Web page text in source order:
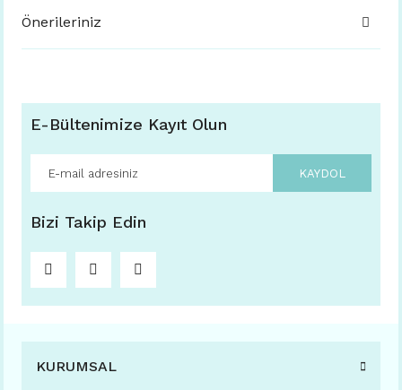
Önerileriniz
E-Bültenimize Kayıt Olun
KAYDOL
Bizi Takip Edin
KURUMSAL